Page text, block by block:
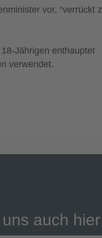
vor, “verrückt
Jährigen enthauptet
verwendet.
auch hier